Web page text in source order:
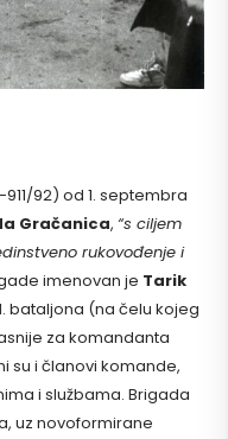
92) od 1. septembra
Gračanica, “s ciljem
rukovođenje i
imenovan je Tarik
bataljona (na čelu kojeg
za komandanta
su i članovi komande,
i službama. Brigada
uz novoformirane